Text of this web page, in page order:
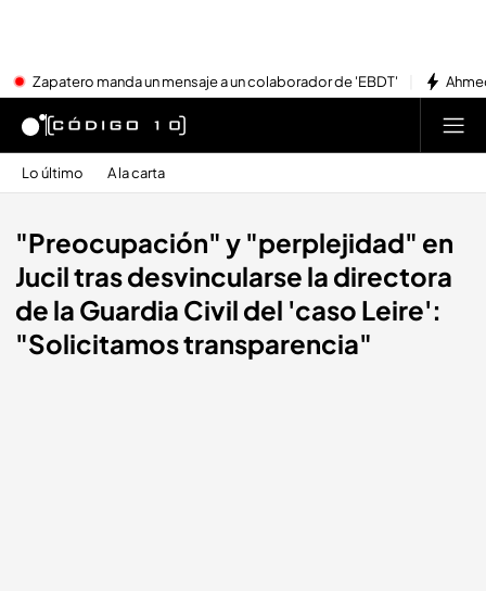
Zapatero manda un mensaje a un colaborador de 'EBDT'
Lo último A la carta
"Preocupación" y "perplejidad" en
Jucil tras desvincularse la directora
de la Guardia Civil del 'caso Leire':
"Solicitamos transparencia"